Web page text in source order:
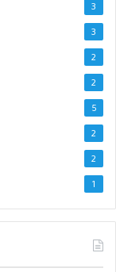
3
3
2
2
5
2
2
1